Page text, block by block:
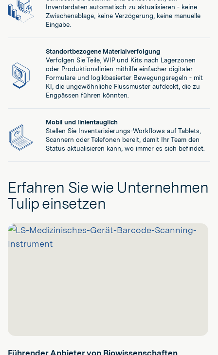
Inventardaten automatisch zu aktualisieren - keine
Zwischenablage, keine Verzögerung, keine manuelle
Eingabe.
Standortbezogene Materialverfolgung
Verfolgen Sie Teile, WIP und Kits nach Lagerzonen
oder Produktionslinien mithilfe einfacher digitaler
Formulare und logikbasierter Bewegungsregeln - mit
KI, die ungewöhnliche Flussmuster aufdeckt, die zu
Engpässen führen könnten.
Mobil und linientauglich
Stellen Sie Inventarisierungs-Workflows auf Tablets,
Scannern oder Telefonen bereit, damit Ihr Team den
Status aktualisieren kann, wo immer es sich befindet.
Erfahren Sie wie Unternehmen
Tulip einsetzen